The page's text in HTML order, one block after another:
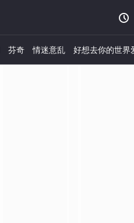

芬奇 情迷意乱 好想去你的世界